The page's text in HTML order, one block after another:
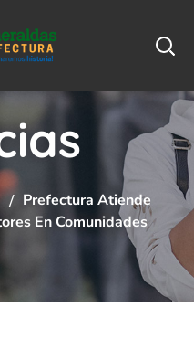
Prefectura Atiende
En Comunidades